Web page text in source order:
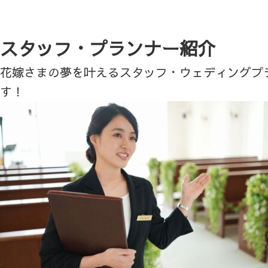
スタッフ・プランナー紹介
花嫁さまの夢を叶えるスタッフ・ウェディング
す！